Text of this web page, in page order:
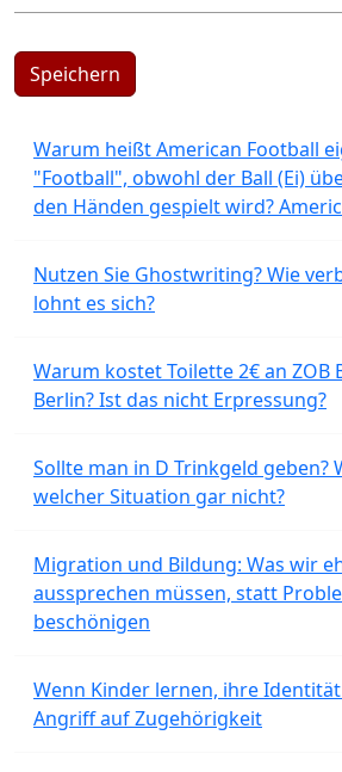
Speichern
Warum heißt American Football
"Football", obwohl der Ball (Ei)
den Händen gespielt wird?
Nutzen Sie Ghostwriting? Wie
lohnt es sich?
Warum kostet Toilette 2€ an ZOB
Berlin? Ist das nicht Erpressung?
Sollte man in D Trinkgeld geben?
welcher Situation gar nicht?
Migration und Bildung: Was wir
aussprechen müssen, statt
beschönigen
Wenn Kinder lernen, ihre
Angriff auf Zugehörigkeit